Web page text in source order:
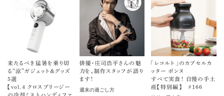
来たるべき猛暑を乗り切
る“涼”ガジェット＆グッズ
5選
【vol.４ クロスブリージー
の冷却ミストハンディファ
俳優・庄司浩平さんの魅
力を、制作スタッフが語り
ます！
週末の過ごし方
「レコルト」のカプセルカ
ッター ボンヌ
すべて実食！ 自慢の手土
産【特別編】 ＃166